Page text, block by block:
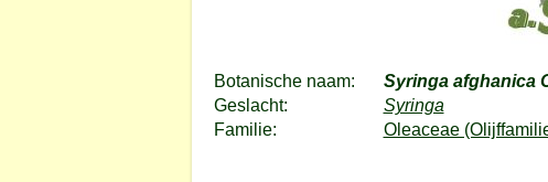
Botanische naam:
Syringa afghanica
Geslacht:
Syringa
Familie:
Oleaceae